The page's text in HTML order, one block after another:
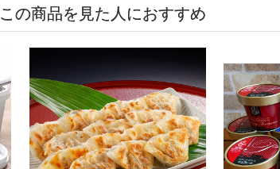
この商品を見た人におすすめ